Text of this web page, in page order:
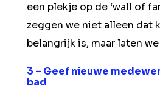
een plekje op de ‘wall of
zeggen we niet alleen dat
belangrijk is, maar laten
3 – Geef nieuwe
bad